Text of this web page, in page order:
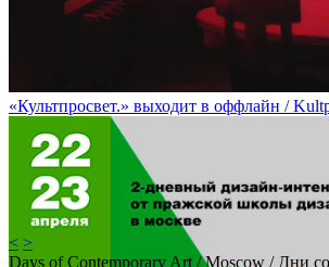
«Культпросвет.» выходит в оффлайн /
< >
Days of Contemporary Art / Moscow / Дни